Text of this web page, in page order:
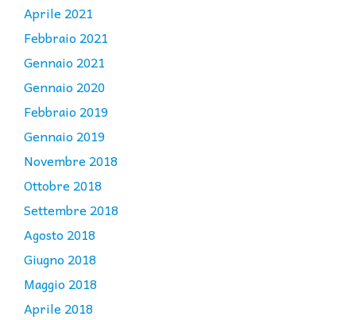
Aprile 2021
Febbraio 2021
Gennaio 2021
Gennaio 2020
Febbraio 2019
Gennaio 2019
Novembre 2018
Ottobre 2018
Settembre 2018
Agosto 2018
Giugno 2018
Maggio 2018
Aprile 2018